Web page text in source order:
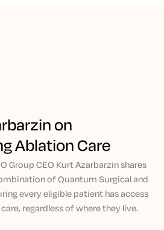
on
Ablation Care
IO
Group CEO Kurt Azarbarzin shares
of Quantum Surgical and
every eligible patient has access
regardless of where they live.
Epione® robotic platform with